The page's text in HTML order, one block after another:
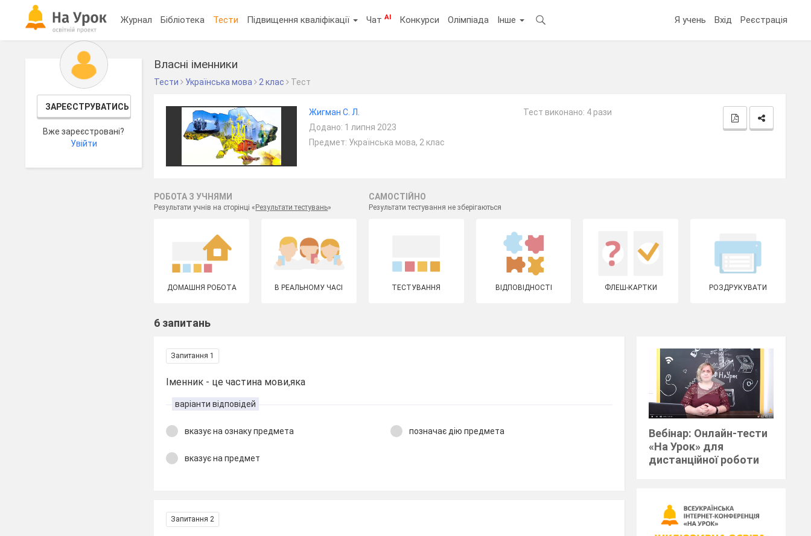
Журнал Бібліотека Тести Підвищення кваліфікації ЧатAI Конкурси Олімпіада Інше Я учень Вхід Реєстрація
ЗАРЕЄСТРУВАТИСЬ
Вже зареєстровані?
Увійти
Власні іменники
Тести Українська мова 2 клас Тест
Жигман С. Л.
Додано: 1 липня 2023
Предмет: Українська мова, 2 клас
Тест виконано: 4 рази
РОБОТА З УЧНЯМИ
Результати учнів на сторінці « Результати тестувань»
САМОСТІЙНО
Результати тестування не зберігаються
ДОМАШНЯ РОБОТА В РЕАЛЬНОМУ ЧАСІ ТЕСТУВАННЯ ВІДПОВІДНОСТІ ФЛЕШ-КАРТКИ РОЗДРУКУВАТИ
6 запитань
Запитання 1
Іменник - це частина мови,яка
варіанти відповідей
вказує на ознаку предмета позначає дію предмета
вказує на предмет
Запитання 2
Вебінар: Онлайн-тести
«На Урок» для
дистанційної роботи